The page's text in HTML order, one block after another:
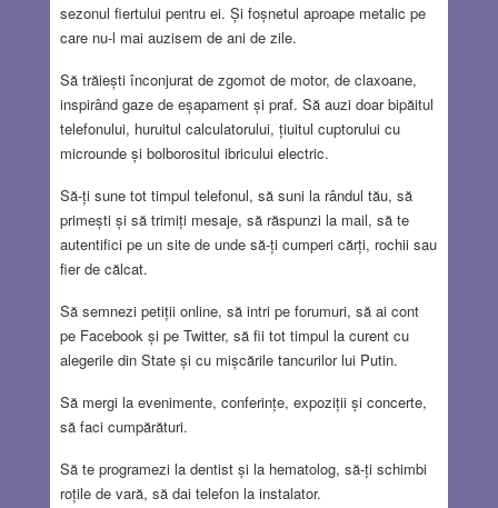
sezonul fiertului pentru ei. Și foșnetul aproape metalic pe
care nu-l mai auzisem de ani de zile.
Să trăiești înconjurat de zgomot de motor, de claxoane,
inspirând gaze de eșapament și praf. Să auzi doar bipăitul
telefonului, huruitul calculatorului, țiuitul cuptorului cu
microunde și bolborositul ibricului electric.
Să-ți sune tot timpul telefonul, să suni la rândul tău, să
primești și să trimiți mesaje, să răspunzi la mail, să te
autentifici pe un site de unde să-ți cumperi cărți, rochii sau
fier de călcat.
Să semnezi petiții online, să intri pe forumuri, să ai cont
pe Facebook și pe Twitter, să fii tot timpul la curent cu
alegerile din State și cu mișcările tancurilor lui Putin.
Să mergi la evenimente, conferințe, expoziții și concerte,
să faci cumpărături.
Să te programezi la dentist și la hematolog, să-ți schimbi
roțile de vară, să dai telefon la instalator.